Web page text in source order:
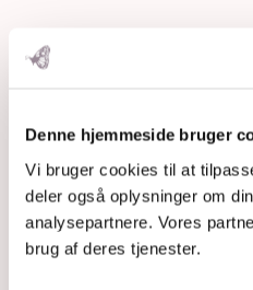
Denne hjemmeside bruger
Vi bruger cookies til at
deler også oplysninger om
analysepartnere. Vores
brug af deres tjenester.